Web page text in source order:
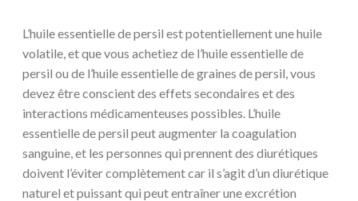
L’huile essentielle de persil est potentiellement une huile
volatile, et que vous achetiez de l’huile essentielle de
persil ou de l’huile essentielle de graines de persil, vous
devez être conscient des effets secondaires et des
interactions médicamenteuses possibles. L’huile
essentielle de persil peut augmenter la coagulation
sanguine, et les personnes qui prennent des diurétiques
doivent l’éviter complètement car il s’agit d’un diurétique
naturel et puissant qui peut entraîner une excrétion